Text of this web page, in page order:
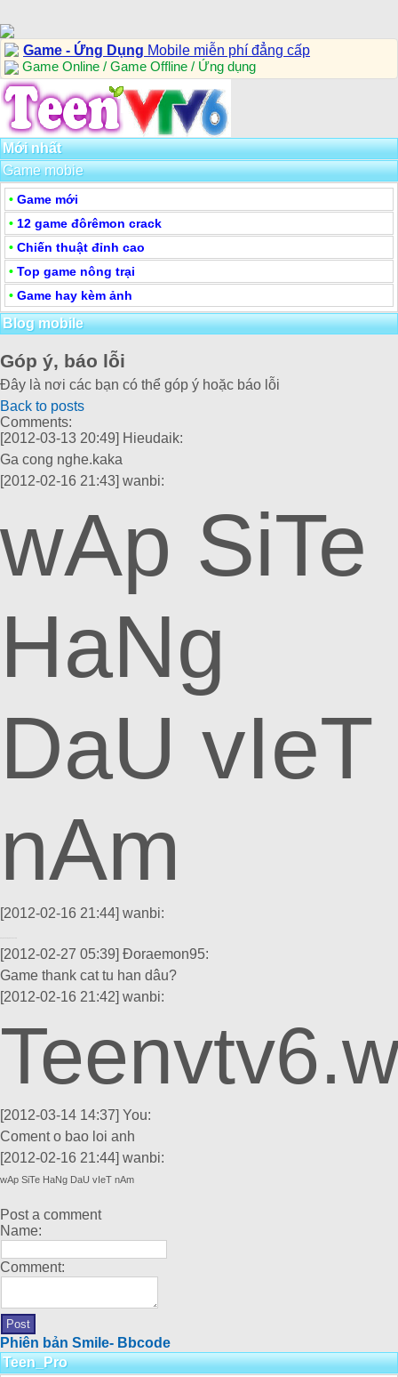
Game - Ứng Dụng Mobile miễn phí đẳng cấp
Game Online / Game Offline / Ứng dụng
Mới nhất
Game mobie
• Game mới
• 12 game đôrêmon crack
• Chiến thuật đỉnh cao
• Top game nông trại
• Game hay kèm ảnh
Blog mobile
Góp ý, báo lỗi
Đây là nơi các bạn có thể góp ý hoặc báo lỗi
Back to posts
Comments:
[2012-03-13 20:49] Hieudaik:
Ga cong nghe.kaka
[2012-02-16 21:43] wanbi:
wAp SiTe
HaNg
DaU vIeT
nAm
[2012-02-16 21:44] wanbi:
[2012-02-27 05:39] Đoraemon95:
Game thank cat tu han dâu?
[2012-02-16 21:42] wanbi:
[2012-03-14 14:37] You:
Coment o bao loi anh
[2012-02-16 21:44] wanbi:
wAp SiTe HaNg DaU vIeT nAm
Post a comment
Name:
Comment:
Phiên bản Smile- Bbcode
Teen_Pro